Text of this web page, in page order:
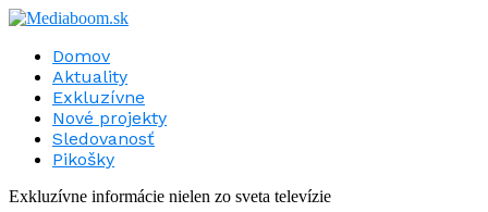
Domov
Aktuality
Exkluzívne
Nové projekty
Sledovanosť
Pikošky
Exkluzívne informácie nielen zo sveta televízie